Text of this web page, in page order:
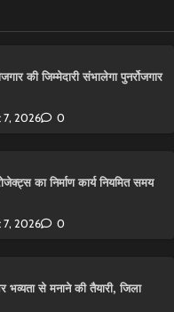
की जिम्मेदारी संभालेगा पुनर्रोजगार
7, 2026 0
का निर्माण कार्य नियमित समय
7, 2026 0
भव्यता से मनाने की तैयारी, जिला